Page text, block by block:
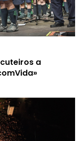
a